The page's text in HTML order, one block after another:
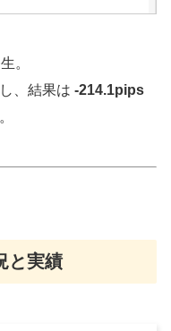
。
、結果は -214.1pips
と実績